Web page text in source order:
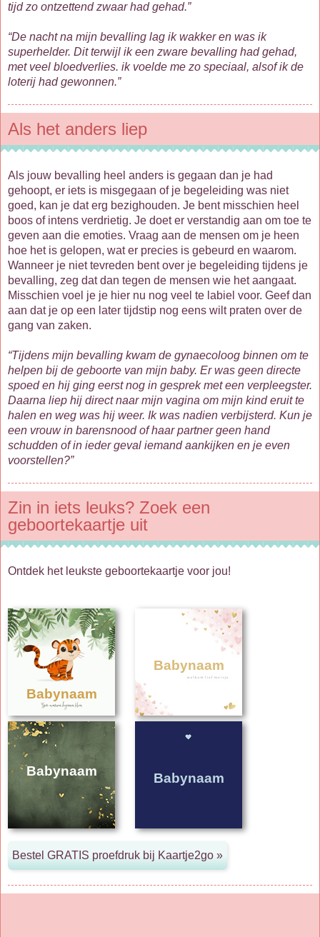
tijd zo ontzettend zwaar had gehad.”
“De nacht na mijn bevalling lag ik wakker en was ik
superhelder. Dit terwijl ik een zware bevalling had gehad,
met veel bloedverlies. ik voelde me zo speciaal, alsof ik de
loterij had gewonnen.”
Als het anders liep
Als jouw bevalling heel anders is gegaan dan je had
gehoopt, er iets is misgegaan of je begeleiding was niet
goed, kan je dat erg bezighouden. Je bent misschien heel
boos of intens verdrietig. Je doet er verstandig aan om toe te
geven aan die emoties. Vraag aan de mensen om je heen
hoe het is gelopen, wat er precies is gebeurd en waarom.
Wanneer je niet tevreden bent over je begeleiding tijdens je
bevalling, zeg dat dan tegen de mensen wie het aangaat.
Misschien voel je je hier nu nog veel te labiel voor. Geef dan
aan dat je op een later tijdstip nog eens wilt praten over de
gang van zaken.
“Tijdens mijn bevalling kwam de gynaecoloog binnen om te
helpen bij de geboorte van mijn baby. Er was geen directe
spoed en hij ging eerst nog in gesprek met een verpleegster.
Daarna liep hij direct naar mijn vagina om mijn kind eruit te
halen en weg was hij weer. Ik was nadien verbijsterd. Kun je
een vrouw in barensnood of haar partner geen hand
schudden of in ieder geval iemand aankijken en je even
voorstellen?”
Zin in iets leuks? Zoek een
geboortekaartje uit
Ontdek het leukste geboortekaartje voor jou!
Babynaam
Babynaam
Babynaam Babynaam